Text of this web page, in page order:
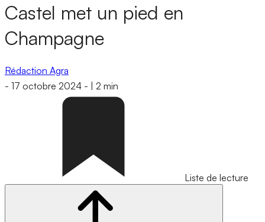
Castel met un pied en
Champagne
Rédaction Agra
- 17 octobre 2024 - 2 min
Liste de lecture